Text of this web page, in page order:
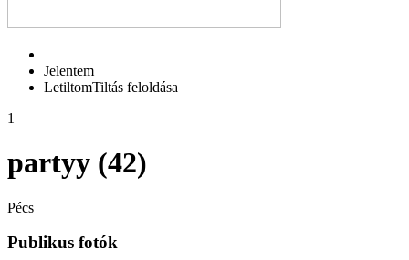
Jelentem
LetiltomTiltás feloldása
1
partyy (42)
Pécs
Publikus fotók